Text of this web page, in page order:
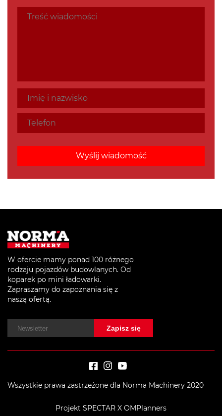
W ofercie mamy ponad 100 różnego
rodzaju pojazdów budowlanych. Od
koparek po mini ładowarki.
Zapraszamy do zapoznania się z
naszą ofertą.
Wszystkie prawa zastrzeżone dla Norma Machinery 2020
Projekt SPECTAR X OMPlanners